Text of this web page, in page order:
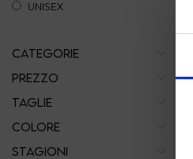
UNISEX
CATEGORIE
PREZZO
TAGLIE
COLORE
STAGIONI